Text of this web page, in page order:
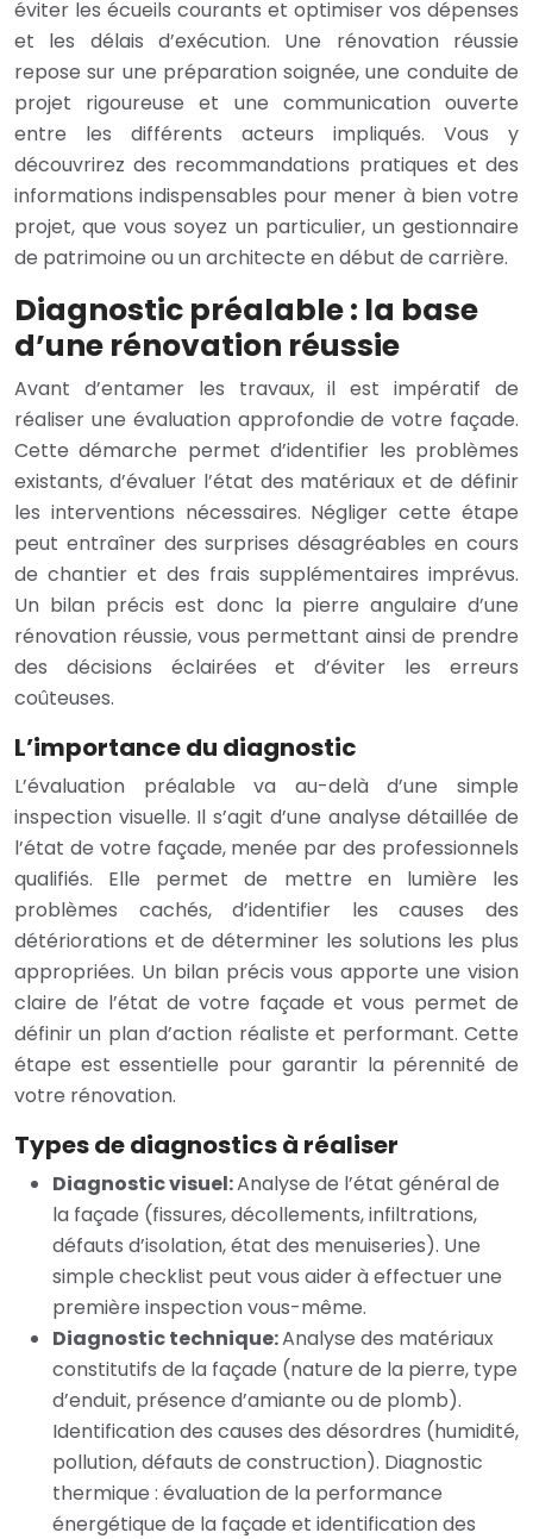
éviter les écueils courants et optimiser vos dépenses
et les délais d’exécution. Une rénovation réussie
repose sur une préparation soignée, une conduite de
projet rigoureuse et une communication ouverte
entre les différents acteurs impliqués. Vous y
découvrirez des recommandations pratiques et des
informations indispensables pour mener à bien votre
projet, que vous soyez un particulier, un gestionnaire
de patrimoine ou un architecte en début de carrière.
Diagnostic préalable : la base
d’une rénovation réussie
Avant d’entamer les travaux, il est impératif de
réaliser une évaluation approfondie de votre façade.
Cette démarche permet d’identifier les problèmes
existants, d’évaluer l’état des matériaux et de définir
les interventions nécessaires. Négliger cette étape
peut entraîner des surprises désagréables en cours
de chantier et des frais supplémentaires imprévus.
Un bilan précis est donc la pierre angulaire d’une
rénovation réussie, vous permettant ainsi de prendre
des décisions éclairées et d’éviter les erreurs
coûteuses.
L’importance du diagnostic
L’évaluation préalable va au-delà d’une simple
inspection visuelle. Il s’agit d’une analyse détaillée de
l’état de votre façade, menée par des professionnels
qualifiés. Elle permet de mettre en lumière les
problèmes cachés, d’identifier les causes des
détériorations et de déterminer les solutions les plus
appropriées. Un bilan précis vous apporte une vision
claire de l’état de votre façade et vous permet de
définir un plan d’action réaliste et performant. Cette
étape est essentielle pour garantir la pérennité de
votre rénovation.
Types de diagnostics à réaliser
Diagnostic visuel:Analyse de l’état général de
la façade (fissures, décollements, infiltrations,
défauts d’isolation, état des menuiseries). Une
simple checklist peut vous aider à effectuer une
première inspection vous-même.
Diagnostic technique:Analyse des matériaux
constitutifs de la façade (nature de la pierre, type
d’enduit, présence d’amiante ou de plomb).
Identification des causes des désordres (humidité,
pollution, défauts de construction). Diagnostic
thermique : évaluation de la performance
énergétique de la façade et identification des